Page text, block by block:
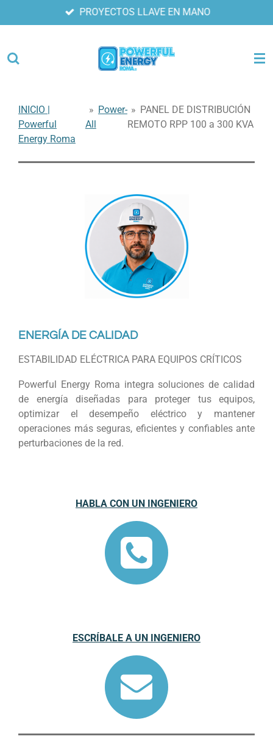
al
principal
PROYECTOS LLAVE EN MANO
INICIO |
Powerful
Energy Roma
» Power-
All
» PANEL DE DISTRIBUCIÓN
REMOTO RPP 100 a 300 KVA
ENERGÍA DE CALIDAD
ESTABILIDAD ELÉCTRICA PARA EQUIPOS CRÍTICOS
Powerful Energy Roma integra soluciones de calidad
de energía diseñadas para proteger tus equipos,
optimizar el desempeño eléctrico y mantener
operaciones más seguras, eficientes y confiables ante
perturbaciones de la red.
HABLA CON UN INGENIERO
ESCRÍBALE A UN INGENIERO